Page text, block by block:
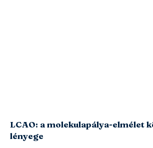
LCAO: a molekulapálya-elmélet
lényege